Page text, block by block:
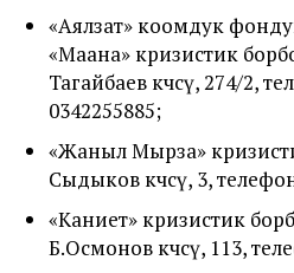
«Аялзат» коомдук
«Маана» кризистик
Тагайбаев көчөсү, 274/2,
0342255885;
«Жаныл Мырза»
Сыдыков көчөсү, 3,
«Каниет» кризистик
Б.Осмонов көчөсү, 113,